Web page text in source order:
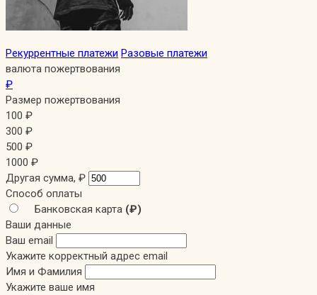
Рекуррентные платежи Разовые платежи
валюта пожертвования
₽
Размер пожертвования
100 ₽
300 ₽
500 ₽
1000 ₽
Другая сумма, ₽
Способ оплаты
Банковская карта (₽)
Ваши данные
Ваш email
Укажите корректный адрес email
Имя и Фамилия
Укажите ваше имя